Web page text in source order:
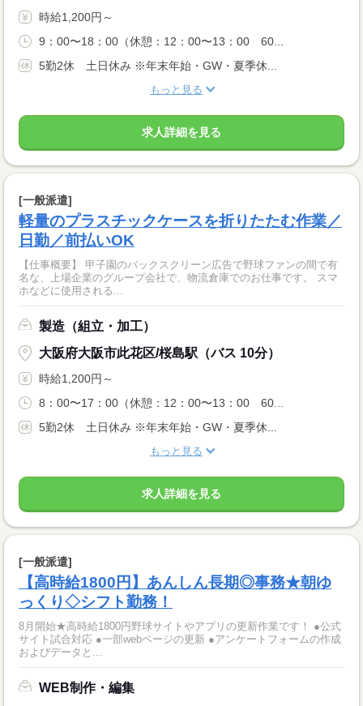
時給1,200円～
9：00〜18：00（休憩：12：00〜13：00 60...
5勤2休 土日休み ※年末年始・GW・夏季休...
もっと見る
求人詳細を見る
[一般派遣]
軽量のプラスチックケースを折りたたむ作業／
日勤／前払いOK
【仕事概要】 甲子園のバックスクリーン広告で野球ファンの間で有
名な、上場企業のグループ会社で、物流倉庫でのお仕事です。 スマ
ホなどに使用される...
製造（組立・加工）
大阪府大阪市此花区/桜島駅（バス 10分）
時給1,200円～
8：00〜17：00（休憩：12：00〜13：00 60...
5勤2休 土日休み ※年末年始・GW・夏季休...
もっと見る
求人詳細を見る
[一般派遣]
【高時給1800円】あんしん長期◎事務★朝ゆ
っくり◇シフト勤務！
8月開始★高時給1800円野球サイトやアプリの更新作業です！ ●公式
サイト試合対応 ●一部webページの更新 ●アンケートフォームの作成
およびデータと...
WEB制作・編集